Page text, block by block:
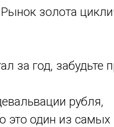
золота
за год, забудьте
рубля,
это один из самых